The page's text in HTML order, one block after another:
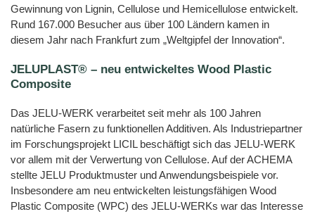
Gewinnung von Lignin, Cellulose und Hemicellulose entwickelt.
Rund 167.000 Besucher aus über 100 Ländern kamen in
diesem Jahr nach Frankfurt zum „Weltgipfel der Innovation“.
JELUPLAST® – neu entwickeltes Wood Plastic
Composite
Das JELU-WERK verarbeitet seit mehr als 100 Jahren
natürliche Fasern zu funktionellen Additiven. Als Industriepartner
im Forschungsprojekt LICIL beschäftigt sich das JELU-WERK
vor allem mit der Verwertung von Cellulose. Auf der ACHEMA
stellte JELU Produktmuster und Anwendungsbeispiele vor.
Insbesondere am neu entwickelten leistungsfähigen Wood
Plastic Composite (WPC) des JELU-WERKs war das Interesse